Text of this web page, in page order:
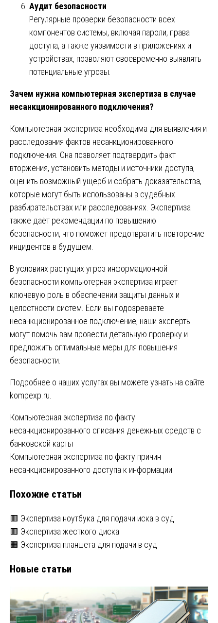
Аудит безопасности
Регулярные проверки безопасности всех
компонентов системы, включая пароли, права
доступа, а также уязвимости в приложениях и
устройствах, позволяют своевременно выявлять
потенциальные угрозы.
Зачем нужна компьютерная экспертиза в случае
несанкционированного подключения?
Компьютерная экспертиза необходима для выявления и
расследования фактов несанкционированного
подключения. Она позволяет подтвердить факт
вторжения, установить методы и источники доступа,
оценить возможный ущерб и собрать доказательства,
которые могут быть использованы в судебных
разбирательствах или расследованиях. Экспертиза
также даёт рекомендации по повышению
безопасности, что поможет предотвратить повторение
инцидентов в будущем.
В условиях растущих угроз информационной
безопасности компьютерная экспертиза играет
ключевую роль в обеспечении защиты данных и
целостности систем. Если вы подозреваете
несанкционированное подключение, наши эксперты
могут помочь вам провести детальную проверку и
предложить оптимальные меры для повышения
безопасности.
Подробнее о наших услугах вы можете узнать на сайте
kompexp.ru
Навигация
по
записям
Компьютерная экспертиза по факту
несанкционированного списания денежных средств с
банковской карты
Компьютерная экспертиза по факту причин
несанкционированного доступа к информации
Похожие статьи
🟥 Экспертиза ноутбука для подачи иска в суд
🟥 Экспертиза жесткого диска
🟧 Экспертиза планшета для подачи в суд
Новые статьи